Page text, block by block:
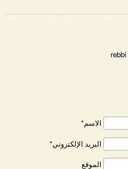
الاسم*
البريد الإلكتروني*
الموقع